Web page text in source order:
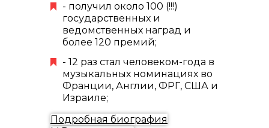
- получил около 100 (!!!)
государственных и
ведомственных наград и
более 120 премий;
- 12 раз стал человеком-года в
музыкальных номинациях во
Франции, Англии, ФРГ, США и
Израиле;
Подробная биография